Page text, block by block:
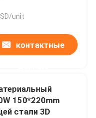
unit
контактные
150*220mm
стали 3D